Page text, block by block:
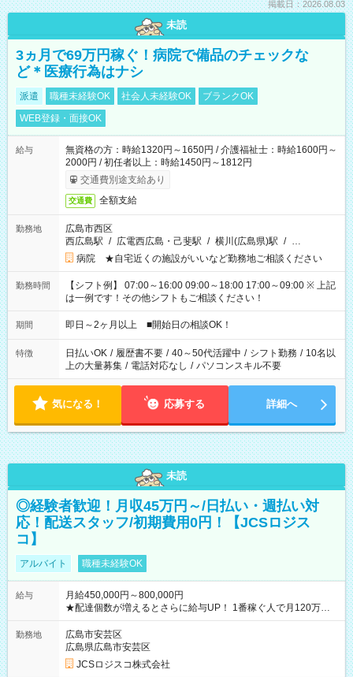
掲載日：2026.08.03
未読
3ヵ月で69万円稼ぐ！病院で備品のチェックな
ど＊医療行為はナシ
派遣 職種未経験OK 社会人未経験OK
ブランクOK
WEB登録・面接OK
給与
無資格の方：時給1320円～1650円 / 介護福祉士：時給1600円～
2000円 / 初任者以上：時給1450円～1812円
交通費別途支給あり
交通費 全額支給
勤務地
広島市西区
西広島駅 / 広電西広島・己斐駅 / 横川(広島県)駅 / …
病院 ★自宅近くの施設がいいなど勤務地ご相談ください
勤務時間
【シフト例】 07:00～16:00 09:00～18:00 17:00～09:00 ※ 上記
は一例です！その他シフトもご相談ください！
期間 即日～2ヶ月以上 ■開始日の相談OK！
特徴 日払いOK / 履歴書不要 / 40～50代活躍中 / シフト勤務 / 10名以
上の大量募集 / 電話対応なし / パソコンスキル不要
気になる！ 応募する 詳細へ
未読
◎経験者歓迎！月収45万円～/日払い・週払い対
応！配送スタッフ/初期費用0円！【JCSロジス
コ】
アルバイト 職種未経験OK
給与
月給450,000円～800,000円
★配達個数が増えるとさらに給与UP！ 1番稼ぐ人で月120万ほ
ど！ ・主要都市エリア 月収55万円／週5日稼働 月収65万~112
万円／週6日稼働 ・地方郊外エリア 月収40万円／週5日稼働 月
収40万円~50万円／週6日稼働 ＜モデルイメージ＞ ■月収50万
円 (27歳男性/江東区在住)※元建築関係 1日150個配達×25日勤務
(日休み) ■月収80万円(43歳男性/墨田区在住)※元営業 1日200個
勤務地
広島市安芸区
広島県広島市安芸区
JCSロジスコ株式会社